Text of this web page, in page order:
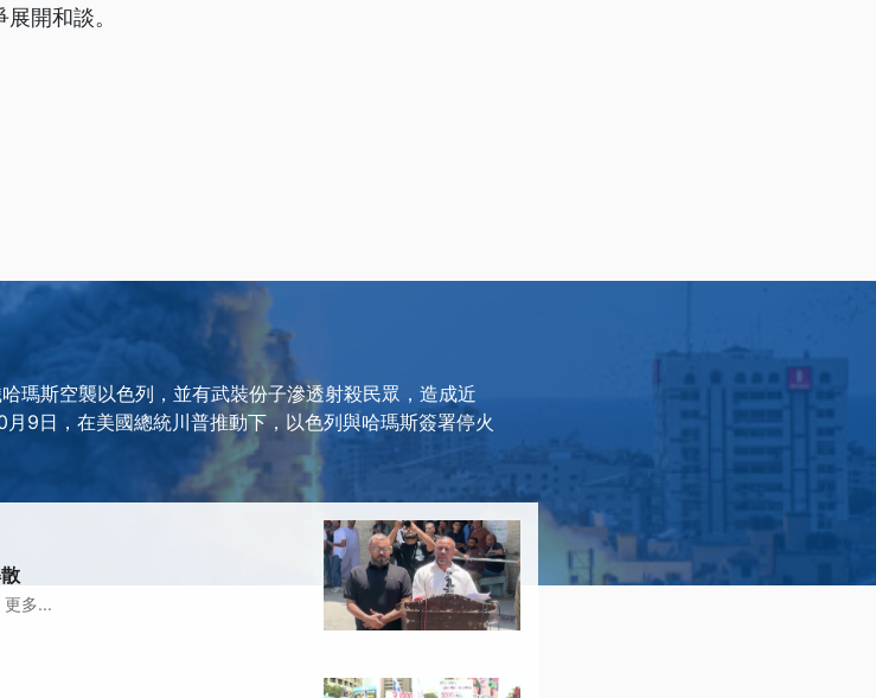
開和談。
瑪斯空襲以色列，並有武裝份子滲透射殺民眾，造成近
9日，在美國總統川普推動下，以色列與哈瑪斯簽署停火
更多...